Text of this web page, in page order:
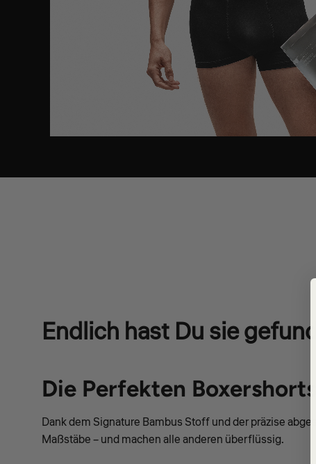
Endlich hast Du sie
Die Perfekten Boxershorts.
Dank dem Signature Bambus Stoff und der präzise
Maßstäbe – und machen alle anderen überflüssig.